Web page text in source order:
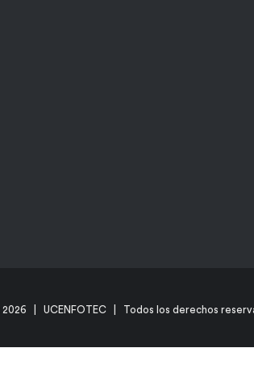
2026 | UCENFOTEC | Todos los derechos